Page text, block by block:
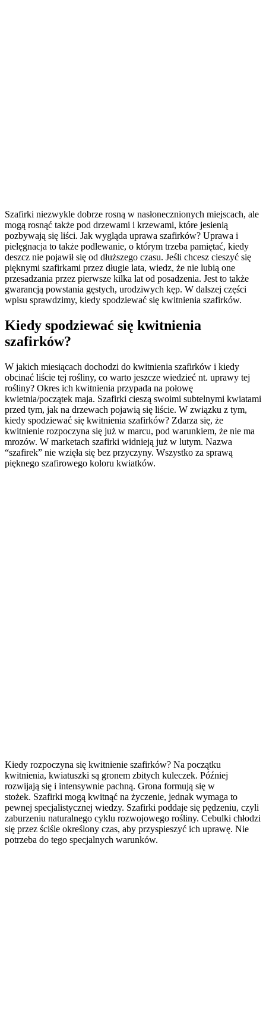
Szafirki niezwykle dobrze rosną w nasłonecznionych miejscach, ale
mogą rosnąć także pod drzewami i krzewami, które jesienią
pozbywają się liści. Jak wygląda uprawa szafirków? Uprawa i
pielęgnacja to także podlewanie, o którym trzeba pamiętać, kiedy
deszcz nie pojawił się od dłuższego czasu. Jeśli chcesz cieszyć się
pięknymi szafirkami przez długie lata, wiedz, że nie lubią one
przesadzania przez pierwsze kilka lat od posadzenia. Jest to także
gwarancją powstania gęstych, urodziwych kęp. W dalszej części
wpisu sprawdzimy, kiedy spodziewać się kwitnienia szafirków.
Kiedy spodziewać się kwitnienia
szafirków?
W jakich miesiącach dochodzi do kwitnienia szafirków i kiedy
obcinać liście tej rośliny, co warto jeszcze wiedzieć nt. uprawy tej
rośliny? Okres ich kwitnienia przypada na połowę
kwietnia/początek maja. Szafirki cieszą swoimi subtelnymi kwiatami
przed tym, jak na drzewach pojawią się liście. W związku z tym,
kiedy spodziewać się kwitnienia szafirków? Zdarza się, że
kwitnienie rozpoczyna się już w marcu, pod warunkiem, że nie ma
mrozów. W marketach szafirki widnieją już w lutym. Nazwa
“szafirek” nie wzięła się bez przyczyny. Wszystko za sprawą
pięknego szafirowego koloru kwiatków.
Kiedy rozpoczyna się kwitnienie szafirków? Na początku
kwitnienia, kwiatuszki są gronem zbitych kuleczek. Później
rozwijają się i intensywnie pachną. Grona formują się w
stożek. Szafirki mogą kwitnąć na życzenie, jednak wymaga to
pewnej specjalistycznej wiedzy. Szafirki poddaje się pędzeniu, czyli
zaburzeniu naturalnego cyklu rozwojowego rośliny. Cebulki chłodzi
się przez ściśle określony czas, aby przyspieszyć ich uprawę. Nie
potrzeba do tego specjalnych warunków.